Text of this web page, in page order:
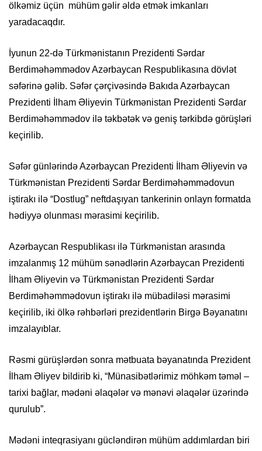
ölkəmiz üçün mühüm gəlir əldə etmək imkanları
yaradacaqdır.
İyunun 22-də Türkmənistanın Prezidenti Sərdar
Berdiməhəmmədov Azərbaycan Respublikasına dövlət
səfərinə gəlib. Səfər çərçivəsində Bakıda Azərbaycan
Prezidenti İlham Əliyevin Türkmənistan Prezidenti Sərdar
Berdiməhəmmədov ilə təkbətək və geniş tərkibdə görüşləri
keçirilib.
Səfər günlərində Azərbaycan Prezidenti İlham Əliyevin və
Türkmənistan Prezidenti Sərdar Berdiməhəmmədovun
iştirakı ilə “Dostlug” neftdaşıyan tankerinin onlayn formatda
hədiyyə olunması mərasimi keçirilib.
Azərbaycan Respublikası ilə Türkmənistan arasında
imzalanmış 12 mühüm sənədlərin Azərbaycan Prezidenti
İlham Əliyevin və Türkmənistan Prezidenti Sərdar
Berdiməhəmmədovun iştirakı ilə mübadiləsi mərasimi
keçirilib, iki ölkə rəhbərləri prezidentlərin Birgə Bəyanatını
imzalayıblar.
Rəsmi gürüşlərdən sonra mətbuata bəyanatında Prezident
İlham Əliyev bildirib ki, “Münasibətlərimiz möhkəm təməl –
tarixi bağlar, mədəni əlaqələr və mənəvi əlaqələr üzərində
qurulub”.
Mədəni inteqrasiyanı gücləndirən mühüm addımlardan biri